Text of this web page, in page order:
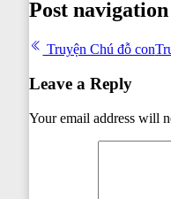
Post navigation
Truyện Chú đỗ con
Leave a Reply
Your email address will